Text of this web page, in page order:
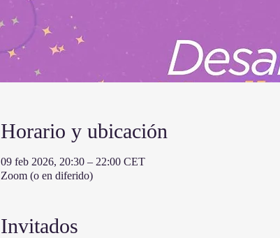
Horario y ubicación
09 feb 2026, 20:30 – 22:00 CET
Zoom (o en diferido)
Invitados